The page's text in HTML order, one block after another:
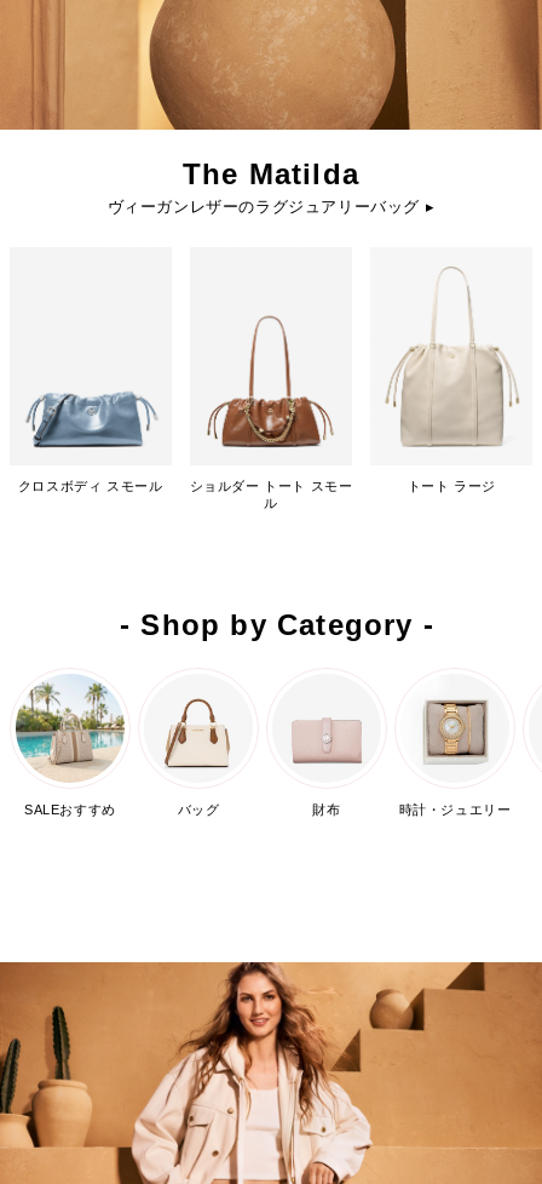
The Matilda
ヴィーガンレザーのラグジュアリーバッグ ▸
クロスボディ スモール
ショルダー トート スモー
ル
トート ラージ
- Shop by Category -
SALEおすすめ バッグ 財布 時計・ジュエリー